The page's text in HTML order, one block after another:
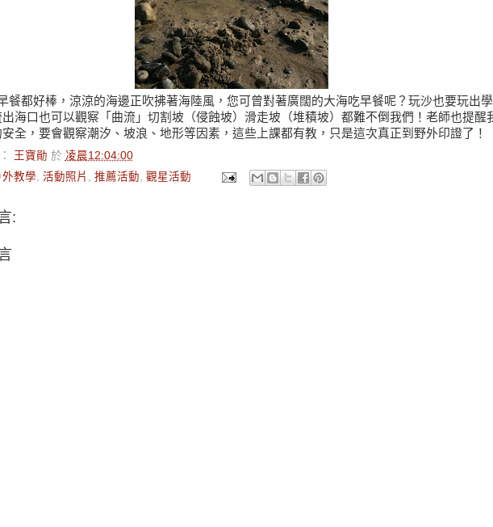
餐都好棒， 涼涼的海邊正吹拂著海陸風， 您可曾對著廣闊的大海吃早餐呢？ 玩沙也要玩出學
海口也可以觀察 「 曲流 」 切割坡 （侵蝕坡） 滑走坡 （堆積坡） 都難不倒我們 ！ 老師也提醒
全 ， 要會觀察潮汐、坡浪、地形等因素 ， 這些上課都有教 ， 只是這次真正到野外印證了！
王寶勛 於 凌晨12:04:00
外教學 活動照片 推薦活動 觀星活動
: